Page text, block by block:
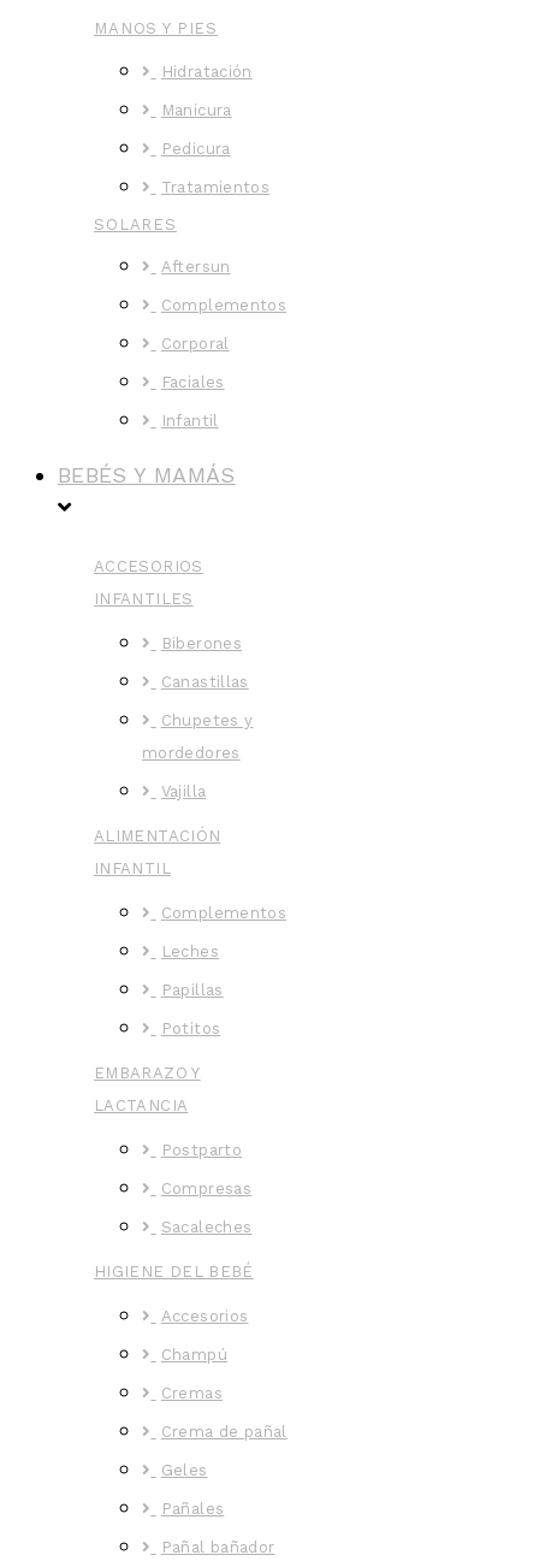
MANOS Y PIES
Hidratación
Manicura
Pedicura
Tratamientos
SOLARES
Aftersun
Complementos
Corporal
Faciales
Infantil
BEBÉS Y MAMÁS
ACCESORIOS
INFANTILES
Biberones
Canastillas
Chupetes y
mordedores
Vajilla
ALIMENTACIÓN
INFANTIL
Complementos
Leches
Papillas
Potitos
EMBARAZO Y
LACTANCIA
Postparto
Compresas
Sacaleches
HIGIENE DEL BEBÉ
Accesorios
Champú
Cremas
Crema de pañal
Geles
Pañales
Pañal bañador